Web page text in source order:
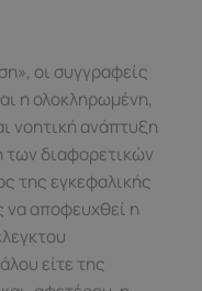
οι συγγραφείς
η ολοκληρωμένη,
νοητική ανάπτυξη
των διαφορετικών
της εγκεφαλικής
να αποφευχθεί η
είτε της